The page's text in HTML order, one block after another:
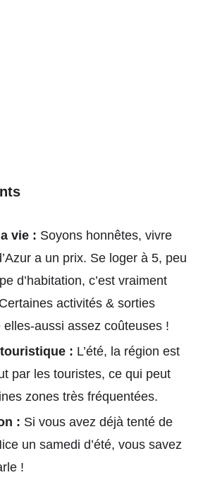
vie : Soyons honnêtes, vivre
a un prix. Se loger à 5, peu
d’habitation, c’est vraiment
activités & sorties
elles-aussi assez coûteuses !
: L’été, la région est
par les touristes, ce qui peut
zones très fréquentées.
: Si vous avez déjà tenté de
un samedi d’été, vous savez
!